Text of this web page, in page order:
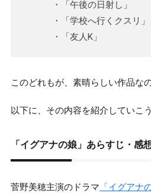
「友人K」あらすじ・感想
2-1.現代的なテーマ
作者の投影
おわりに
3-1.ドラマ「イグアナの娘」につい
・「午後の日射し」
・「学校へ行くクスリ」
・「友人K」
このどれもが、素晴らしい作品な
以下に、その内容を紹介していこう
「イグアナの娘」あらすじ・感
菅野美穂主演のドラマ 「イグアナ